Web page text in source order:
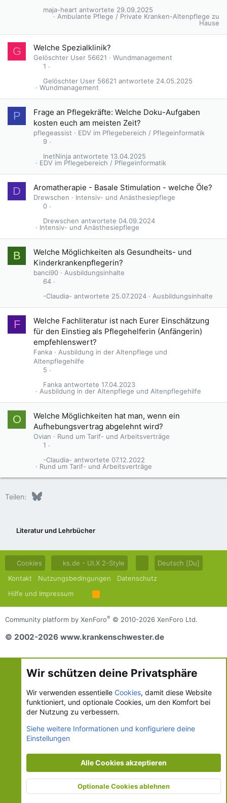
Ambulante Pflege / Private Kranken-Altenpflege zu
Hause
29.09.2025
maja-heart
G Welche Spezialklinik?
Gelöschter User 56621
Wundmanagement
1
Wundmanagement
24.05.2025
Gelöschter User 56621
P
Frage an Pflegekräfte: Welche Doku-Aufgaben
kosten euch am meisten Zeit?
pflegeassist
EDV im Pflegebereich / Pflegeinformatik
9
EDV im Pflegebereich / Pflegeinformatik
13.04.2025
InetNinja
D Aromatherapie - Basale Stimulation - welche Öle?
Drewschen
Intensiv- und Anästhesiepflege
0
Intensiv- und Anästhesiepflege
04.09.2024
Drewschen
B
Welche Möglichkeiten als Gesundheits- und
Kinderkrankenpflegerin?
banci90
Ausbildungsinhalte
64
Ausbildungsinhalte
25.07.2024
-Claudia-
F
Welche Fachliteratur ist nach Eurer Einschätzung
für den Einstieg als Pflegehelferin (Anfängerin)
empfehlenswert?
Fanka
Ausbildung in der Altenpflege und
Altenpflegehilfe
5
Ausbildung in der Altenpflege und Altenpflegehilfe
17.04.2023
Fanka
O
Welche Möglichkeiten hat man, wenn ein
Aufhebungsvertrag abgelehnt wird?
Ovian
Rund um Tarif- und Arbeitsverträge
1
Rund um Tarif- und Arbeitsverträge
07.12.2022
-Claudia-
Teilen: Bluesky
Literatur und Lehrbücher
Cookies ks.de - UI.X 2-Style
Deutsch [Du]
Kontakt
Nutzungsbedingungen
Datenschutz
Hilfe und Impressum
R
S
S
Community platform by XenForo® © 2010-2026 XenForo Ltd.
© 2002-2026 www.krankenschwester.de
Wir schützen deine Privatsphäre
Wir verwenden essentielle Cookies, damit diese Website
funktioniert, und optionale Cookies, um den Komfort bei
der Nutzung zu verbessern.
Siehe weitere Informationen und konfiguriere deine
Einstellungen
Alle Cookies akzeptieren
Optionale Cookies ablehnen